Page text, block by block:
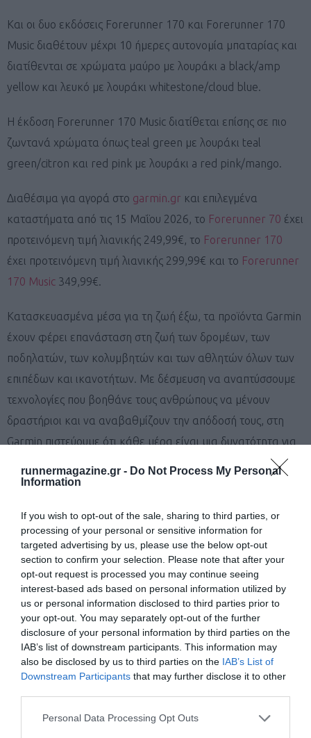
runnermagazine.gr - Do Not Process My Personal
Information
If you wish to opt-out of the sale, sharing to third parties, or
processing of your personal or sensitive information for
targeted advertising by us, please use the below opt-out
section to confirm your selection. Please note that after your
opt-out request is processed you may continue seeing
interest-based ads based on personal information utilized by
us or personal information disclosed to third parties prior to
your opt-out. You may separately opt-out of the further
disclosure of your personal information by third parties on the
IAB’s list of downstream participants. This information may
also be disclosed by us to third parties on the IAB’s List of
Downstream Participants that may further disclose it to other
Personal Data Processing Opt Outs
Και οι δυο εκδόσεις Forerunner 170 και Forerunner 170
Music διαθέτουν μέχρι 10 ήμερες αυτονομία μπαταρίας και
διατίθενται σε χρώματα μαύρο με λουράκι a black/amp
yellow και λευκό με λουράκι whitestone/cloud blue.
Η έκδοση Forerunner 170 Music διατίθεται επίσης σε πιο
ζωντανά χρώματα όπως teal green με λουράκι teal
green/citron και red pink με λουράκι a red pink/mango.
Διαθέσιμα για αγορά στο garmin.gr και επιλεγμένα
καταστήματα από τις 15 Μαΐου 2026, το Forerunner 70 έχει
προτεινόμενη τιμή λιανικής 249,99€, το Forerunner 170
έχει προτεινόμενη τιμή λιανικής 299,99€ και το Forerunner
170 Music 349,99€.
Κατασκευασμένα μέσα για τη ζωή έξω, τα προϊόντα Garmin
έχουν φέρει επανάσταση στη ζωή των δρομέων, των
ποδηλατών, των κολυμβητών και των αθλητών όλων των
επιπέδων και ικανοτήτων. Με δέσμευση να αναπτύσσουμε
τεχνολογίες που βοηθάνε τους ανθρώπους να μένουν
δραστήριοι και να αναβαθμίζουν την απόδοσή τους, στη
Garmin πιστεύουμε ότι κάθε μέρα είναι μια δυνατότητα για
καινοτομία και μια ευκαιρία για να νικήσουμε το χτες.
Δεν είναι ιατρική συσκευή και δεν προορίζεται για χρήση
για την διάγνωση ή παρακολούθηση οποιασδήποτε ιατρικής
κατάστασης. Δείτε Garmin.com/ataccuracy. Το Pulse Ox δεν
είναι διαθέσιμο σε όλες τις χώρες.
Όταν συνδέεται με συμβατό smartphone, δείτε
Garmin.com/ble. Για απαιτήσεις ασφάλειας και εντοπισμού,
επισκεφτείτε Garmin.com/safety.
Μάθετε πρώτοι όλα τα νέα για το τρέξιμο στην Ελλάδα